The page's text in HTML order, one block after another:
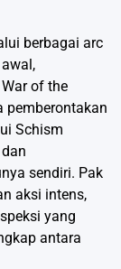
berbagai arc
of the
pemberontakan
Schism
sendiri. Pak
aksi intens,
yang
antara